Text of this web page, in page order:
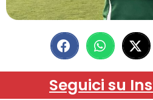
Seguici su